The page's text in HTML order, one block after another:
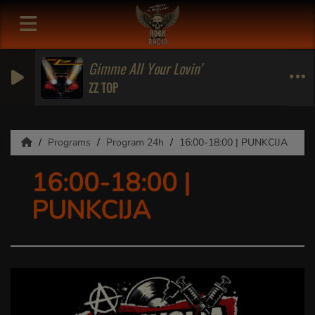
Gimme All Your Lovin'
ZZ TOP
Programs Program 24h 16:00-18:00 | PUNKCIJA
16:00-18:00 |
PUNKCIJA